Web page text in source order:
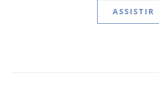
ASSISTIR